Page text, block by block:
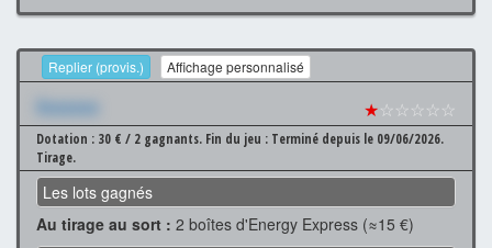
Replier (provis.) Affichage personnalisé
Xxxxxxx ★☆☆☆☆☆
Dotation : 30 € / 2 gagnants. Fin du jeu : Terminé depuis le 09/06/2026.
Tirage.
Les lots gagnés
Au tirage au sort : 2 boîtes d'Energy Express (≈15 €)